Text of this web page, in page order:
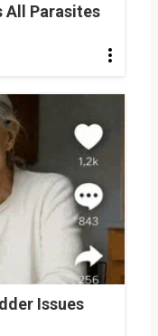
All Parasites
Issues